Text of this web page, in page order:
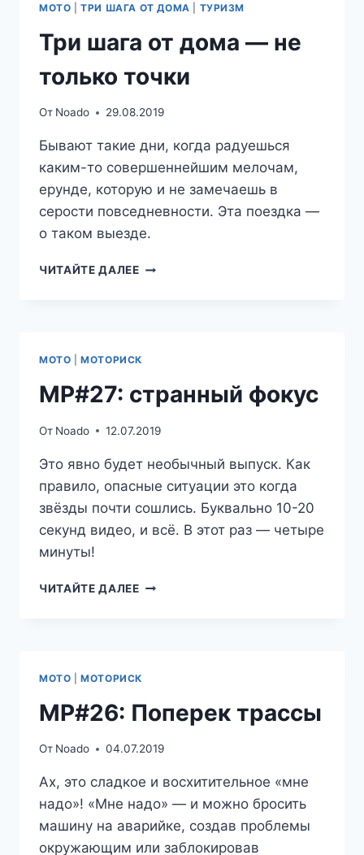
МОТО |ТРИ ШАГА ОТ ДОМА ТУРИЗМ
Три шага от дома — не
только точки
От Noado 29.08.2019
Бывают такие дни, когда радуешься
каким-то совершеннейшим мелочам,
ерунде, которую и не замечаешь в
серости повседневности. Эта поездка —
о таком выезде.
ЧИТАЙТЕ ДАЛЕЕТРИ
МОТО |МОТОРИСК
МР#27: странный фокус
От Noado 12.07.2019
Это явно будет необычный выпуск. Как
правило, опасные ситуации это когда
звёзды почти сошлись. Буквально 10-20
секунд видео, и всё. В этот раз — четыре
минуты!
ЧИТАЙТЕ ДАЛЕЕМР#27:
МОТО |МОТОРИСК
МР#26: Поперек трассы
От Noado 04.07.2019
Ах, это сладкое и восхитительное «мне
надо»! «Мне надо» — и можно бросить
машину на аварийке, создав проблемы
окружающим или заблокировав